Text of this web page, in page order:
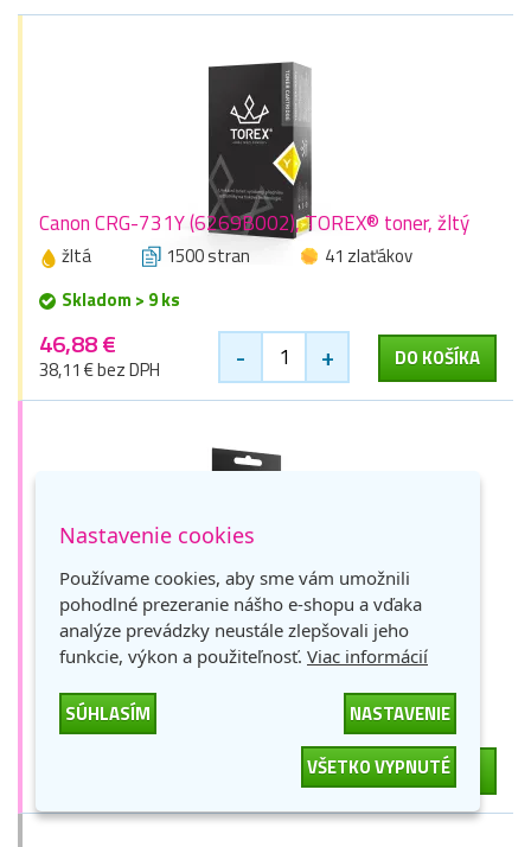
Canon CRG-731Y (6269B002), TOREX® toner, žltý
žltá 1500 stran
41 zlaťákov
Skladom > 9 ks
46,88 €
38,11 € bez DPH - + DO KOŠÍKA
Canon BCI-6M (4707A002), TOREX® atrament,
purpurový, 13 ml
purpurová 13 ml
5 zlaťákov
Skladom > 9 ks
+ DO KOŠÍKA
Nastavenie cookies
Používame cookies, aby sme vám umožnili
pohodlné prezeranie nášho e-shopu a vďaka
analýze prevádzky neustále zlepšovali jeho
funkcie, výkon a použiteľnosť. Viac informácií
SÚHLASÍM
NASTAVENIE
VŠETKO VYPNUTÉ